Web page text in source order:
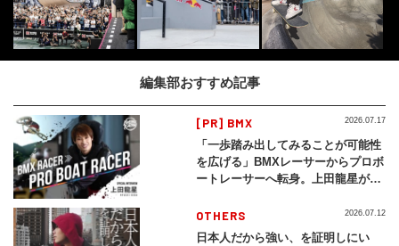
編集部おすすめ記事
[PR] BMX
「一歩踏み出してみることが可能性
を広げる」BMXレーサーからプロボ
ートレーサーへ転身。上田龍星が体
2026.07.17
OTHERS
日本人だから強い、を証明しにい
2026.07.12